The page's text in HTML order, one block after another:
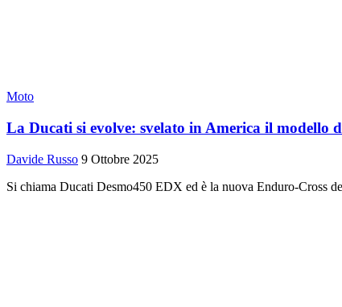
Moto
La Ducati si evolve: svelato in America il modello
Davide Russo 9 Ottobre 2025
Si chiama Ducati Desmo450 EDX ed è la nuova Enduro-Cross